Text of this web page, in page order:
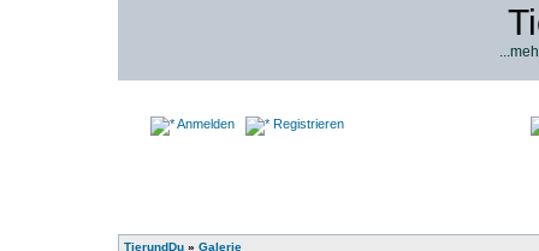
Anmelden Registrieren
TierundDu » Galerie